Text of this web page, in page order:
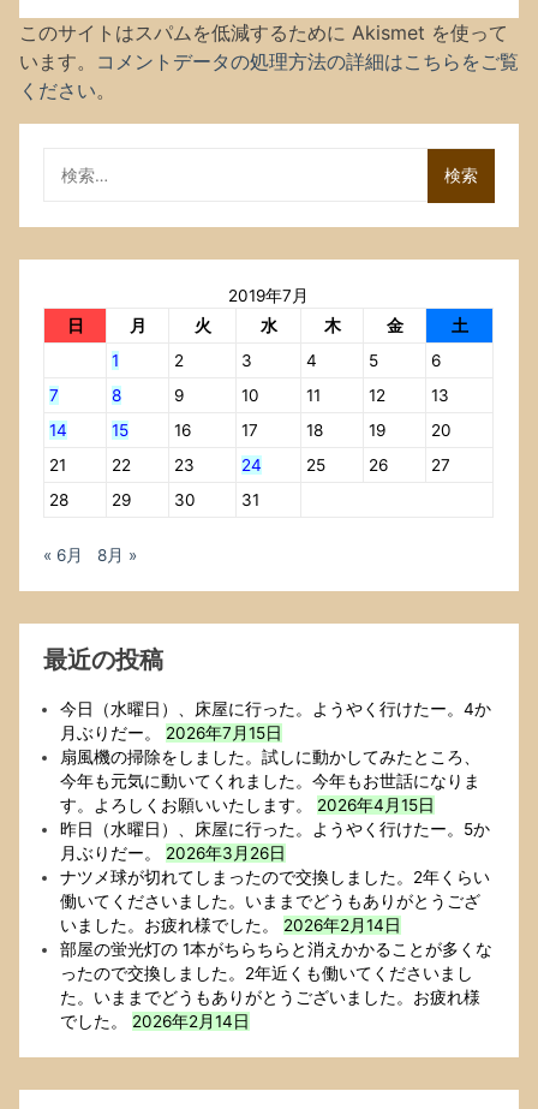
このサイトはスパムを低減するために Akismet を使って
います。 コメントデータの処理方法の詳細はこちらをご覧
ください。
索:
2019年7月
日
月 火 水 木 金
土
1
2 3 4 5
6
7
8 9 10 11 12
13
14
15 16 17 18 19
20
21
22 23 24 25 26
27
28
29 30 31
« 6月 8月 »
最近の投稿
今日（水曜日）、床屋に行った。ようやく行けたー。4か
月ぶりだー。
2026年7月15日
扇風機の掃除をしました。試しに動かしてみたところ、
今年も元気に動いてくれました。今年もお世話になりま
す。よろしくお願いいたします。
2026年4月15日
昨日（水曜日）、床屋に行った。ようやく行けたー。5か
月ぶりだー。
2026年3月26日
ナツメ球が切れてしまったので交換しました。2年くらい
働いてくださいました。いままでどうもありがとうござ
いました。お疲れ様でした。
2026年2月14日
部屋の蛍光灯の 1本がちらちらと消えかかることが多くな
ったので交換しました。2年近くも働いてくださいまし
た。いままでどうもありがとうございました。お疲れ様
でした。
2026年2月14日